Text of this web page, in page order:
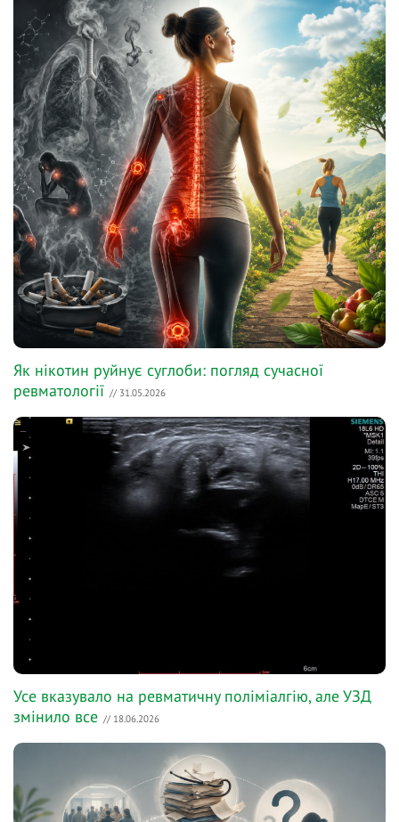
Як нікотин руйнує суглоби: погляд сучасної
ревматології // 31.05.2026
Усе вказувало на ревматичну поліміалгію, але УЗД
змінило все // 18.06.2026